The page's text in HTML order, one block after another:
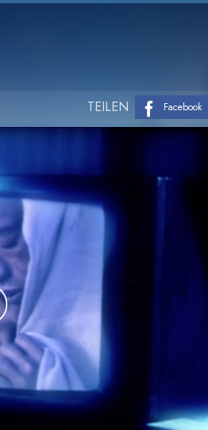
TEILEN Facebook